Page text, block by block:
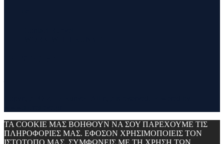
ΤΑ COOKIE ΜΑΣ ΒΟΗΘΟΥΝ ΝΑ ΣΟΥ ΠΑΡΕΧΟΥΜΕ ΤΙΣ
ΠΛΗΡΟΦΟΡΙΕΣ ΜΑΣ. ΕΦΟΣΟΝ ΧΡΗΣΙΜΟΠΟΙΕΙΣ ΤΟΝ
ΙΣΤΟΤΟΠΟ ΜΑΣ, ΣΥΜΦΩΝΕΙΣ ΜΕ ΤΗ ΧΡΗΣΗ ΤΩΝ